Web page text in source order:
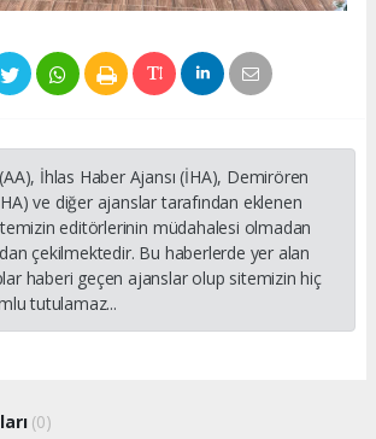
İhlas Haber Ajansı (İHA), Demirören
ve diğer ajanslar tarafından eklenen
editörlerinin müdahalesi olmadan
çekilmektedir. Bu haberlerde yer alan
haberi geçen ajanslar olup sitemizin hiç
tutulamaz...
(0)